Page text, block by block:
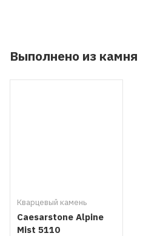
Выполнено из камня
Кварцевый камень
Caesarstone Alpine
Mist 5110